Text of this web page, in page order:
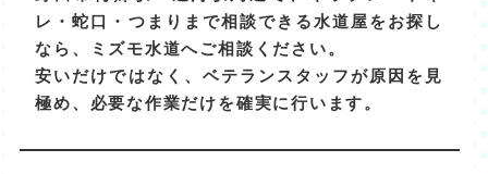
レ・蛇口・つまりまで相談できる水道屋をお探し
なら、ミズモ水道へご相談ください。
安いだけではなく、ベテランスタッフが原因を見
極め、必要な作業だけを確実に行います。